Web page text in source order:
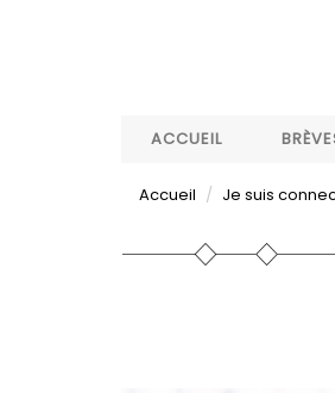
ACCUEIL
Accueil Je suis